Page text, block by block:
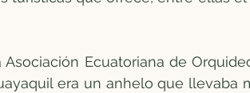
Ecuatoriana de
era un anhelo que llevaba